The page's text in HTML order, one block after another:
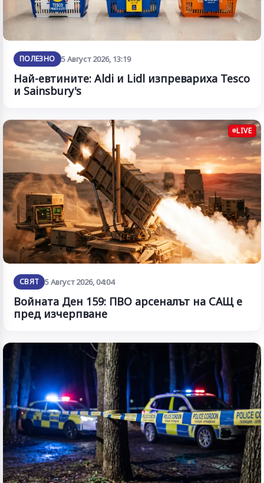
ПОЛЕЗНО 5 Август 2026, 13:19
Най-евтините: Aldi и Lidl изпревариха Tesco
и Sainsbury's
LIVE
СВЯТ 5 Август 2026, 04:04
Войната Ден 159: ПВО арсеналът на САЩ е
пред изчерпване